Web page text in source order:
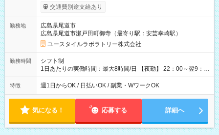
考慮して決定します 【収入例】 週1回勤務の場合：1,780円×8時
間×4回=5万6,960円 週3回勤務の場合：1,780円×8時間×12回
月 ※ 雇用形態と給与に、本採用時と異なる部分があります。 雇
用形態：本採用時と同じです。 給与：時給 1,520円以上
交通費別途支給あり
勤務地
広島県尾道市
広島県尾道市瀬戸田町御寺（最寄り駅：安芸幸崎駅）
ユースタイルラボラトリー株式会社
勤務時間
シフト制
1日あたりの実働時間：最大8時間/日 【夜勤】 22：00～翌9：
00 ※週1日～OK ／ 夜勤専従 ＊＊ 勤務時間例 ＊＊ ■22時か
ら翌7時 ■23時から翌8時 ■24時から翌9時 など ※上記の時間
ます。 ※曜日固定（毎週同じ曜日での勤務となります）
特徴 週1日からOK / 日払いOK / 副業・WワークOK
気になる！ 応募する 詳細へ